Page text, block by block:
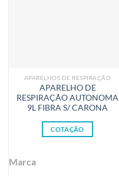
APARELHOS DE RESPIRAÇÃO
APARELHO DE
RESPIRAÇÃO AUTONOMA
9L FIBRA S/ CARONA
COTAÇÃO
Marca